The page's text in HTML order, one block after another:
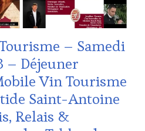
– Samedi
– Déjeuner
Vin Tourisme
Saint-Antoine
Relais &